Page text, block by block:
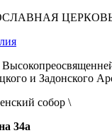
и Задонского
34а